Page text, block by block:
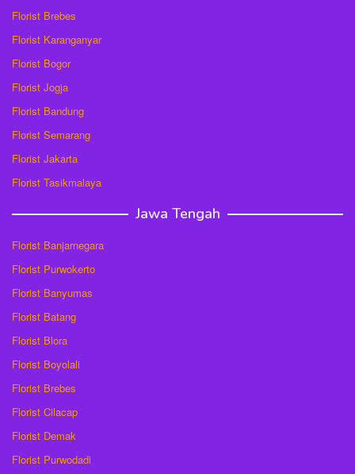
Florist Brebes
Florist Karanganyar
Florist Bogor
Florist Jogja
Florist Bandung
Florist Semarang
Florist Jakarta
Florist Tasikmalaya
Jawa Tengah
Florist Banjarnegara
Florist Purwokerto
Florist Banyumas
Florist Batang
Florist Blora
Florist Boyolali
Florist Brebes
Florist Cilacap
Florist Demak
Florist Purwodadi